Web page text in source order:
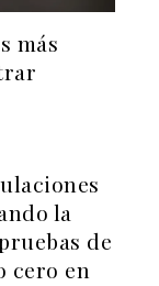
más
la
de
cero en